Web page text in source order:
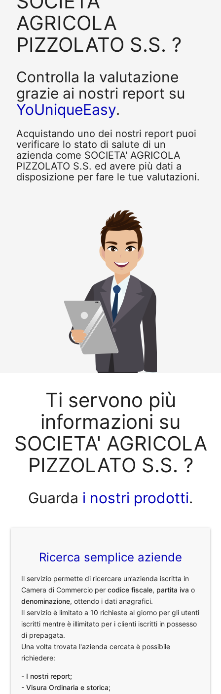
AGRICOLA
PIZZOLATO S.S. ?
Controlla la valutazione
grazie ai nostri report su
YoUniqueEasy.
Acquistando uno dei nostri report puoi
verificare lo stato di salute di un
azienda come SOCIETA' AGRICOLA
PIZZOLATO S.S. ed avere più dati a
disposizione per fare le tue valutazioni.
Ti servono più
informazioni su
SOCIETA' AGRICOLA
PIZZOLATO S.S. ?
Guarda i nostri prodotti.
Ricerca semplice aziende
Il servizio permette di ricercare un’azienda iscritta in
Camera di Commercio percodice fiscale, partita iva o
denominazione, ottendo i dati anagrafici.
Il servizio è limitato a 10 richieste al giorno per gli utenti
iscritti mentre è illimitato per i clienti iscritti in possesso
di prepagata.
Una volta trovata l'azienda cercata è possibile
richiedere:
- I nostri report;
- Visura Ordinaria e storica;